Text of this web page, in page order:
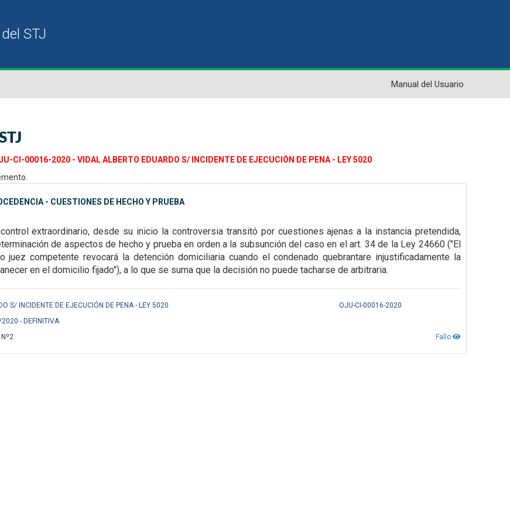
Manual del Usuario
CI-00016-2020 - VIDAL ALBERTO EDUARDO S/ INCIDENTE DE EJECUCIÓN DE PENA - LEY 5020
- CUESTIONES DE HECHO Y PRUEBA
extraordinario, desde su inicio la controversia transitó por cuestiones ajenas a la instancia pretendida,
de aspectos de hecho y prueba en orden a la subsunción del caso en el art. 34de la Ley 24660 ("El
juez competente revocará la detención domiciliaria cuando el condenado quebrantare injustificadamente la
en el domicilio fijado"), a lo que se suma que la decisión no puede tacharse de arbitraria.
S/ INCIDENTE DE EJECUCIÓN DE PENA - LEY 5020
OJU-CI-00016-2020
- DEFINITIVA
Fallo
Nº2